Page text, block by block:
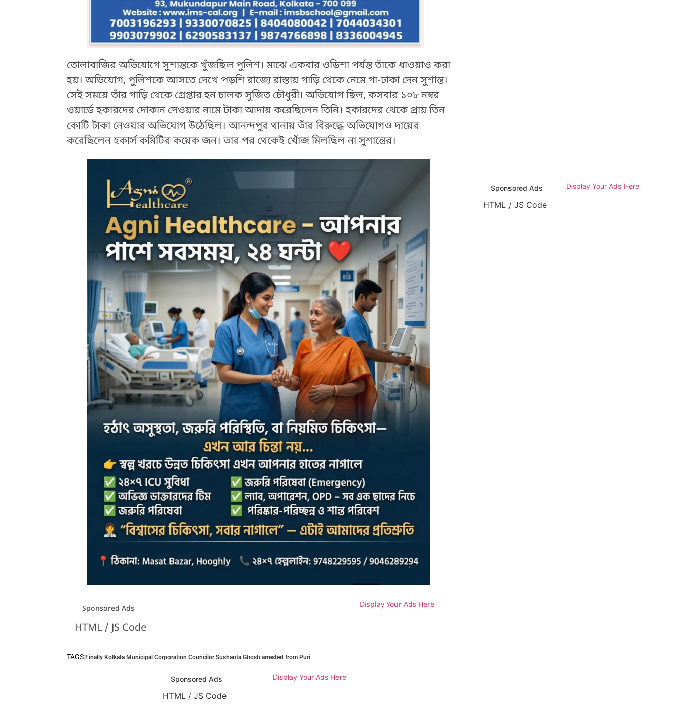
তোলাবাজির অভিযোগে সুশান্তকে খুঁজছিল পুলিশ। মাঝে একবার ওডিশা পর্যন্ত তাঁকে ধাওয়াও করা
হয়। অভিযোগ, পুলিশকে আসতে দেখে পড়শি রাজ্যে রাস্তায় গাড়ি থেকে নেমে গা-ঢাকা দেন সুশান্ত।
সেই সময়ে তাঁর গাড়ি থেকে গ্রেপ্তার হন চালক সুজিত চৌধুরী। অভিযোগ ছিল, কসবার ১০৮ নম্বর
ওয়ার্ডে হকারদের দোকান দেওয়ার নামে টাকা আদায় করেছিলেন তিনি। হকারদের থেকে প্রায় তিন
কোটি টাকা নেওয়ার অভিযোগ উঠেছিল। আনন্দপুর থানায় তাঁর বিরুদ্ধে অভিযোগও দায়ের
করেছিলেন হকার্স কমিটির কয়েক জন। তার পর থেকেই খোঁজ মিলছিল না সুশান্তের।
Sponsored Ads Display Your Ads Here
HTML / JS Code
TAGS:Finally Kolkata Municipal Corporation Councilor Sushanta Ghosh arrested from Puri
Sponsored Ads Display Your Ads Here
HTML / JS Code
Sponsored Ads Display Your Ads Here
HTML / JS Code HTML / JS Code